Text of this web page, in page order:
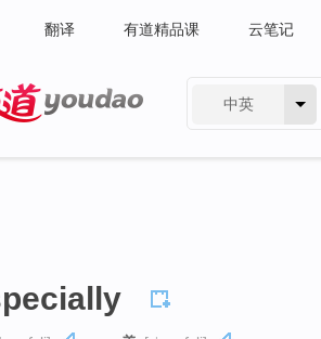
翻译 有道精品课 云笔记
中英